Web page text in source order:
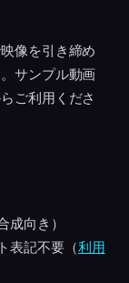
像を引き締め
サンプル動画
ご利用くださ
向き）
表記不要（利用